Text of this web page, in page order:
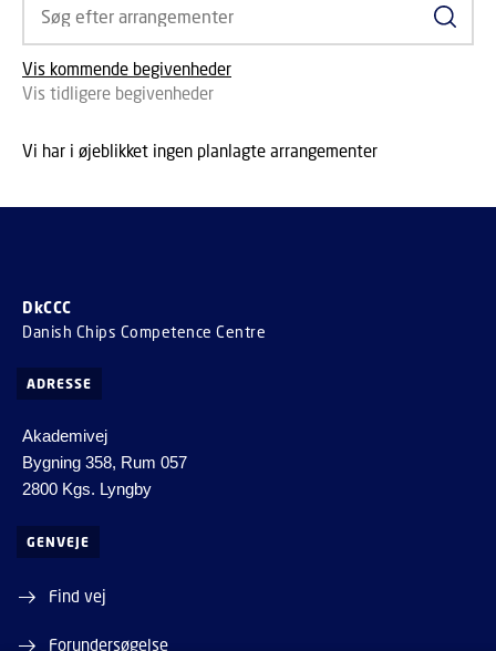
Søg
Vis kommende begivenheder
Vis tidligere begivenheder
Vi har i øjeblikket ingen planlagte arrangementer
DkCCC
Danish Chips Competence Centre
ADRESSE
Akademivej
Bygning 358, Rum 057
2800 Kgs. Lyngby
GENVEJE
Find vej
Forundersøgelse